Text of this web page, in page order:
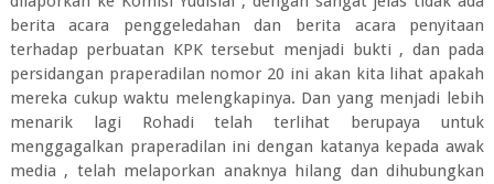
berita acara penggeledahan dan berita acara penyitaan
terhadap perbuatan KPK tersebut menjadi bukti , dan pada
persidangan praperadilan nomor 20 ini akan kita lihat apakah
mereka cukup waktu melengkapinya. Dan yang menjadi lebih
menarik lagi Rohadi telah terlihat berupaya untuk
menggagalkan praperadilan ini dengan katanya kepada awak
media , telah melaporkan anaknya hilang dan dihubungkan